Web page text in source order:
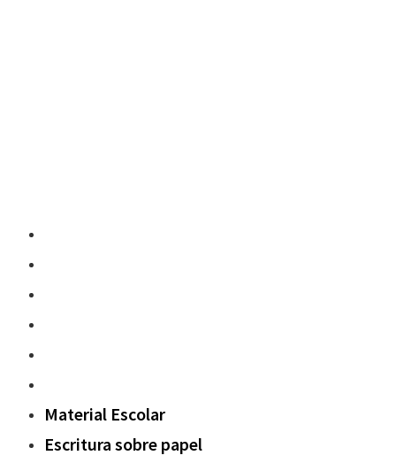
Material Escolar
Escritura sobre papel